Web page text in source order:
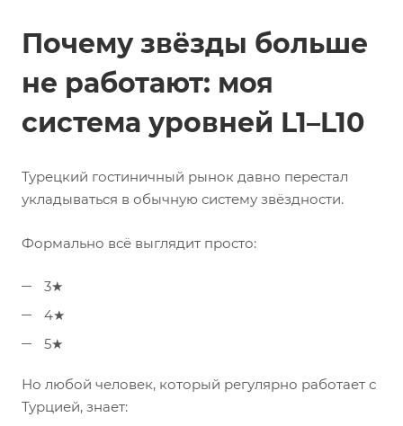
Почему звёзды больше
не работают: моя
система уровней L1–L10
Турецкий гостиничный рынок давно перестал
укладываться в обычную систему звёздности.
Формально всё выглядит просто:
3★
4★
5★
Но любой человек, который регулярно работает с
Турцией, знает: